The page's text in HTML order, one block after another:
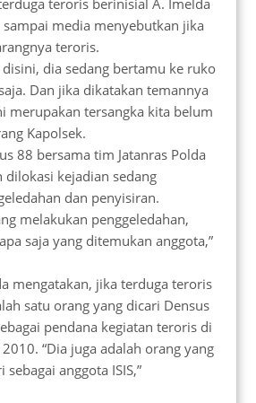
media menyebutkan jika
teroris.
dia sedang bertamu ke ruko
Dan jika dikatakan temannya
merupakan tersangka kita belum
Kapolsek.
88 bersama tim Jatanras Polda
dilokasi kejadian sedang
dan penyisiran.
melakukan penggeledahan,
saja yang ditemukan anggota,”
mengatakan, jika terduga teroris
satu orang yang dicari Densus
pendana kegiatan teroris di
“Dia juga adalah orang yang
anggota ISIS,”